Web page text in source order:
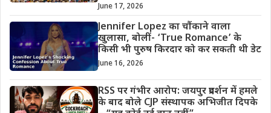
June 17, 2026
Jennifer Lopez का चौंकाने वाला
खुलासा, बोलीं- ‘True Romance’ के
किसी भी पुरुष किरदार को कर सकती थी डेट
June 16, 2026
RSS पर गंभीर आरोप: जयपुर प्रदर्शन में हमले
के बाद बोले CJP संस्थापक अभिजीत दिपके